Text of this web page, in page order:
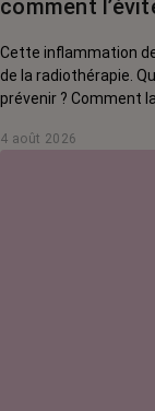
comment
Cette inflammation
de la radiothérapie.
prévenir ? Comment
4 août 2026